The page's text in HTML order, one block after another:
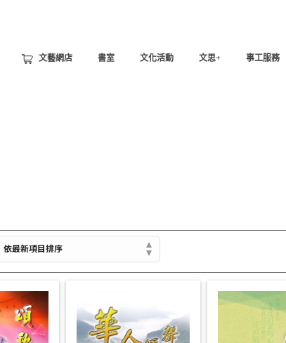
文藝網店 書室 文化活動 文思+ 事工服務